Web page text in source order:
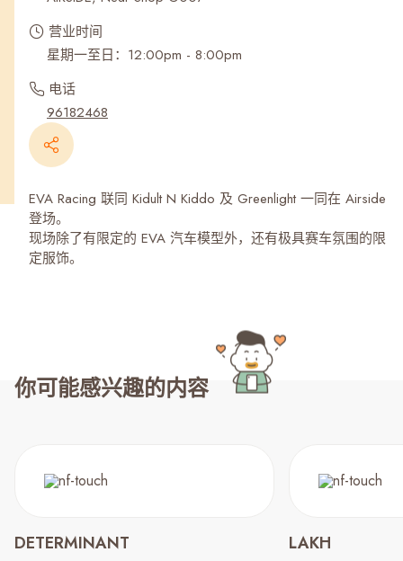
营业时间
星期一至日：12:00pm - 8:00pm
电话
96182468
EVA Racing 联同 Kidult N Kiddo 及 Greenlight 一同在 Airside
登场。
现场除了有限定的 EVA 汽车模型外，还有极具赛车氛围的限
定服饰。
你可能感兴趣的内容
DETERMINANT LAKH